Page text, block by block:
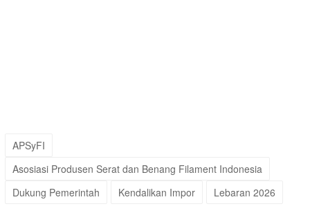
APSyFI
Asosiasi Produsen Serat dan Benang Filament Indonesia
Dukung Pemerintah
Kendalikan Impor Lebaran 2026